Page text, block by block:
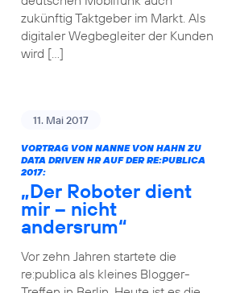
zukünftig Taktgeber im Markt. Als
digitaler Wegbegleiter der Kunden
wird […]
11. Mai 2017
VORTRAG VON NANNE VON HAHN ZU
DATA DRIVEN HR AUF DER RE:PUBLICA
2017:
„Der Roboter dient
mir – nicht
andersrum“
Vor zehn Jahren startete die
re:publica als kleines Blogger-